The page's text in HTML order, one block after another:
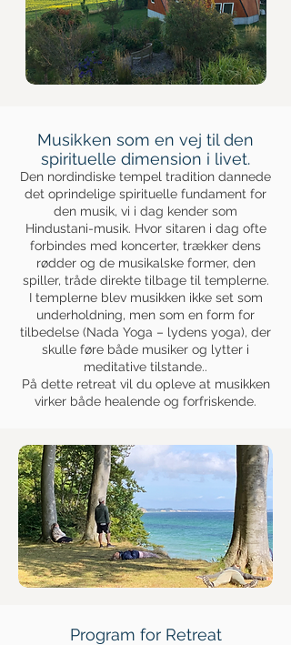
Musikken som en vej til den
spirituelle dimension i livet.​
​Den nordindiske tempel tradition dannede
det oprindelige spirituelle fundament for
den musik, vi i dag kender som
Hindustani-musik. Hvor sitaren i dag ofte
forbindes med koncerter, trækker dens
rødder og de musikalske former, den
spiller, tråde direkte tilbage til templerne.
I templerne blev musikken ikke set som
underholdning, men som en form for
tilbedelse (Nada Yoga – lydens yoga), der
skulle føre både musiker og lytter i
meditative tilstande..
På dette retreat vil du opleve at musikken
virker både healende og forfriskende.
Program for Retreat